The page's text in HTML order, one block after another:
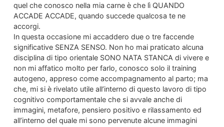
quel che conosco nella mia carne è che lì QUANDO
ACCADE ACCADE, quando succede qualcosa te ne
accorgi.
In questa occasione mi accaddero due o tre faccende
significative SENZA SENSO. Non ho mai praticato alcuna
disciplina di tipo orientale SONO NATA STANCA di vivere e
non mi affatico molto per farlo, conosco solo il training
autogeno, appreso come accompagnamento al parto; ma
che, mi si è rivelato utile all’interno di questo lavoro di tipo
cognitivo comportamentale che si avvale anche di
immagini, metafore, pensiero positivo e rilassamento ed
all’interno del quale mi sono pervenute alcune immagini